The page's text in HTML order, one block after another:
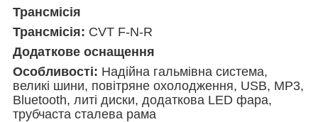
Трансмісія
Трансмісія: CVT F-N-R
Додаткове оснащення
Особливості: Надійна гальмівна система,
великі шини, повітряне охолодження, USB, MP3,
Bluetooth, литі диски, додаткова LED фара,
трубчаста сталева рама